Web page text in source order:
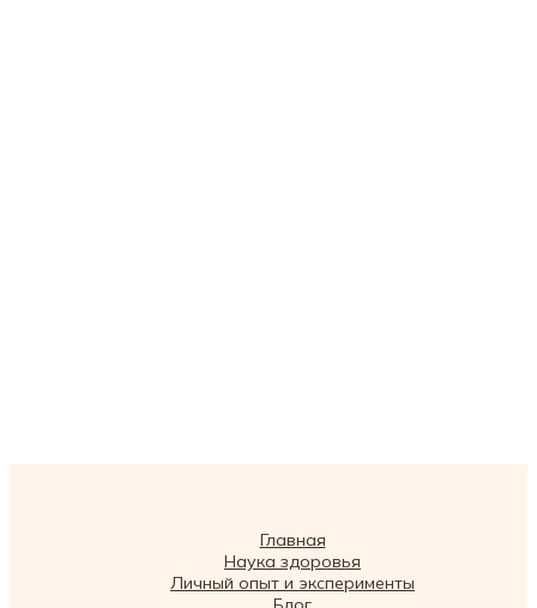
Главная
Наука здоровья
Личный опыт и эксперименты